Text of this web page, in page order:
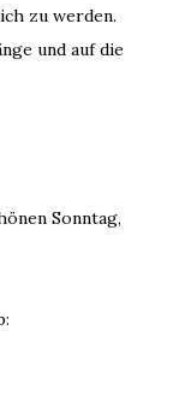
zu werden.
und auf die
Sonntag,